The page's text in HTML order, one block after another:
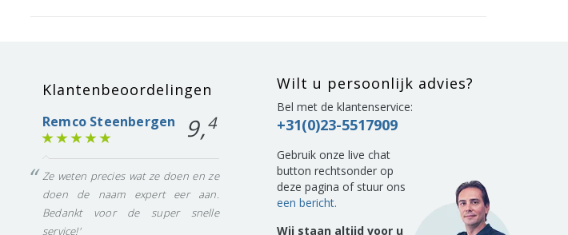
Klantenbeoordelingen
Remco Steenbergen 9,4
Ze weten precies wat ze doen en ze
doen de naam expert eer aan.
Bedankt voor de super snelle
service!'
Wilt u persoonlijk advies?
Bel met de klantenservice:
+31(0)23-5517909
Gebruik onze live chat
button rechtsonder op
deze pagina of stuur ons
een bericht.
Wij staan altijd voor u